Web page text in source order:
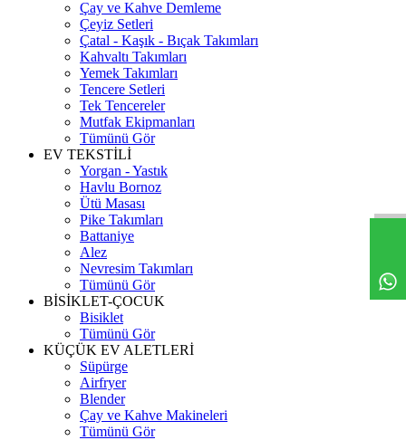
Çay ve Kahve Demleme
Çeyiz Setleri
Çatal - Kaşık - Bıçak Takımları
Kahvaltı Takımları
Yemek Takımları
Tencere Setleri
Tek Tencereler
Mutfak Ekipmanları
Tümünü Gör
EV TEKSTİLİ
Yorgan - Yastık
Havlu Bornoz
Ütü Masası
Pike Takımları
Battaniye
Alez
Nevresim Takımları
Tümünü Gör
BİSİKLET-ÇOCUK
Bisiklet
Tümünü Gör
KÜÇÜK EV ALETLERİ
Süpürge
Airfryer
Blender
Çay ve Kahve Makineleri
Tümünü Gör